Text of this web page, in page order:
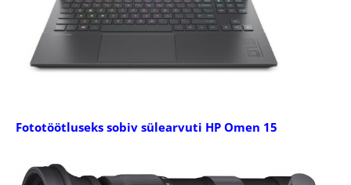
Fototöötluseks sobiv sülearvuti HP Omen 15